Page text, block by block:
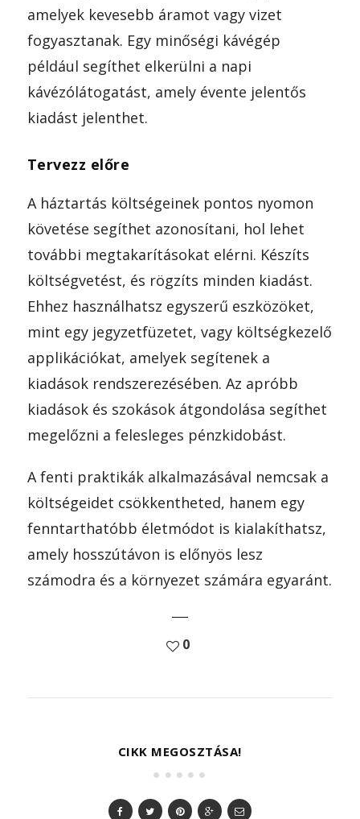
amelyek kevesebb áramot vagy vizet
fogyasztanak. Egy minőségi kávégép
például segíthet elkerülni a napi
kávézólátogatást, amely évente jelentős
kiadást jelenthet.
Tervezz előre
A háztartás költségeinek pontos nyomon
követése segíthet azonosítani, hol lehet
további megtakarításokat elérni. Készíts
költségvetést, és rögzíts minden kiadást.
Ehhez használhatsz egyszerű eszközöket,
mint egy jegyzetfüzetet, vagy költségkezelő
applikációkat, amelyek segítenek a
kiadások rendszerezésében. Az apróbb
kiadások és szokások átgondolása segíthet
megelőzni a felesleges pénzkidobást.
A fenti praktikák alkalmazásával nemcsak a
költségeidet csökkentheted, hanem egy
fenntarthatóbb életmódot is kialakíthatsz,
amely hosszútávon is előnyös lesz
számodra és a környezet számára egyaránt.
0
CIKK MEGOSZTÁSA!